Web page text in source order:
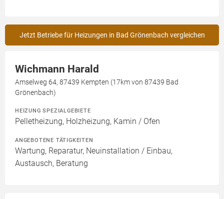
Jetzt Betriebe für Heizungen in Bad Grönenbach vergleichen
Wichmann Harald
Amselweg 64, 87439 Kempten (17km von 87439 Bad
Grönenbach)
HEIZUNG SPEZIALGEBIETE
Pelletheizung, Holzheizung, Kamin / Ofen
ANGEBOTENE TÄTIGKEITEN
Wartung, Reparatur, Neuinstallation / Einbau,
Austausch, Beratung